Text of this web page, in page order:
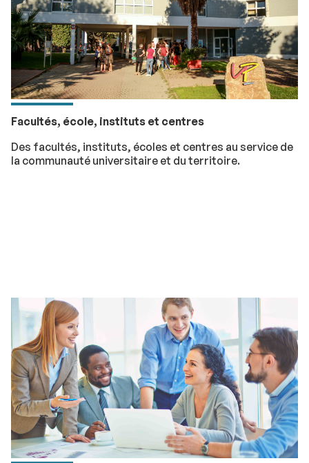
Facultés, école, instituts et centres
Des facultés, instituts, écoles et centres au service de
la communauté universitaire et du territoire.